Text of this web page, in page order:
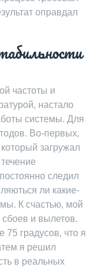
оправдал
частоты и
настало
системы. Для
Во-первых‚
загружал
следил
ли какие-
К счастью‚ мой
сбоев и вылетов.
градусов‚ что я
я решил
в реальных